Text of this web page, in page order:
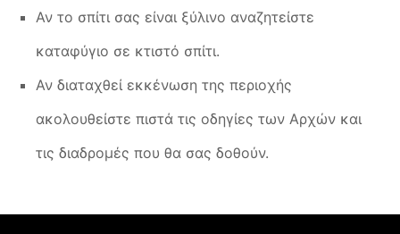
Αν το σπίτι σας είναι ξύλινο αναζητείστε
καταφύγιο σε κτιστό σπίτι.
Αν διαταχθεί εκκένωση της περιοχής
ακολουθείστε πιστά τις οδηγίες των Αρχών και
τις διαδρομές που θα σας δοθούν.